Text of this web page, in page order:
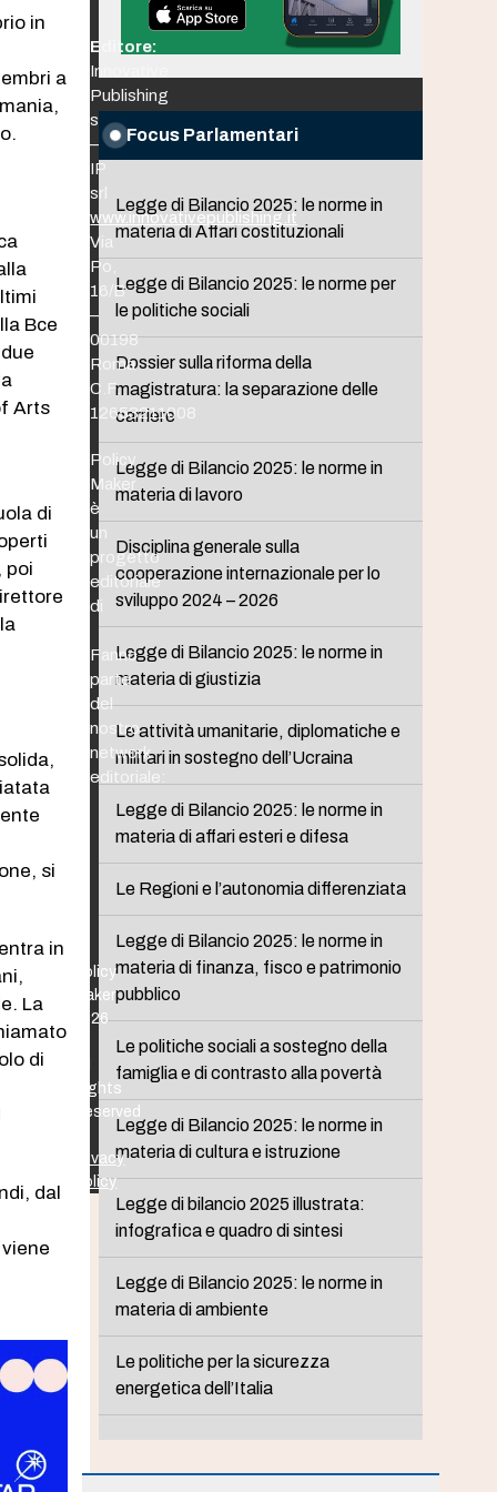
in
a
Bce
Arts
di
poi
si
in
La
di
dal
Focus Parlamentari
Legge di Bilancio 2025: le norme in
materia di Affari costituzionali
Legge di Bilancio 2025: le norme per
le politiche sociali
Dossier sulla riforma della
magistratura: la separazione delle
carriere
Legge di Bilancio 2025: le norme in
materia di lavoro
Disciplina generale sulla
cooperazione internazionale per lo
sviluppo 2024 – 2026
Legge di Bilancio 2025: le norme in
materia di giustizia
Le attività umanitarie, diplomatiche e
militari in sostegno dell’Ucraina
Legge di Bilancio 2025: le norme in
materia di affari esteri e difesa
Le Regioni e l’autonomia differenziata
Legge di Bilancio 2025: le norme in
materia di finanza, fisco e patrimonio
pubblico
Le politiche sociali a sostegno della
famiglia e di contrasto alla povertà
Legge di Bilancio 2025: le norme in
materia di cultura e istruzione
Legge di bilancio 2025 illustrata:
infografica e quadro di sintesi
Legge di Bilancio 2025: le norme in
materia di ambiente
Le politiche per la sicurezza
energetica dell’Italia
Editore:
Innovative
Publishing
srl
–
IP
srl
www.innovativepublishing.it
Via
Po,
16/B
–
00198
Roma
C.F.
12653211008
Policy
Maker
è
un
progetto
editoriale
di
Fanno
parte
del
nostro
network
editoriale:
Policy
Maker
2026
Rights
Reserved
Privacy
Policy